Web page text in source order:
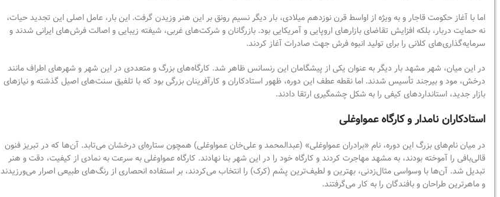
اما با آغاز حکومت قاجار و به ویژه از اواسط قرن نوزدهم میلادی، بار دیگر نسیم رونق بر این هنر وزیدن گرفت. این بار، عامل اصلی این تجدید حیات،
نه حمایت دربار، بلکه افزایش تقاضای بازارهای اروپایی و آمریکایی بود. بازرگانان و شرکت‌های غربی، شیفته زیبایی و اصالت فرش‌های ایرانی شدند و
سرمایه‌گذاری‌های کلانی را برای تولید انبوه فرش جهت صادرات آغاز کردند.
در این میان، شهر مشهد بار دیگر به عنوان یکی از پیشگامان این رنسانس ظاهر شد. کارگاه‌های بزرگ و متعددی در این شهر و شهرهای اطراف مانند
درخش، مود و بیرجند تأسیس شدند. اما نقطه عطف این دوره، ظهور استادکاران و کارآفرینان بزرگی بود که با تلفیق سنت‌های اصیل گذشته و نیازهای
بازار جدید، استانداردهای کیفی را به شکل چشمگیری ارتقا دادند.
استادکاران نامدار و کارگاه عمواوغلی
در میان نام‌های بزرگ این دوره، نام «برادران عمواوغلی» (عبدالمحمد و علی‌خان عمواوغلی) همچون ستاره‌ای درخشان می‌تابد. آن‌ها که در تبریز فنون
قالی‌بافی را آموخته بودند، به مشهد مهاجرت کردند و کارگاه خود را در این شهر بنا نهادند. کارگاه عمواوغلی به سرعت به نمادی از کیفیت، دقت و هنر
تبدیل شد. آن‌ها با وسواسی مثال‌زدنی، بهترین و لطیف‌ترین پشم (کرک) را انتخاب می‌کردند، بر استفاده انحصاری از رنگ‌های طبیعی اصرار می‌ورزیدند
و ماهرترین طراحان و بافندگان را به کار می‌گرفتند.